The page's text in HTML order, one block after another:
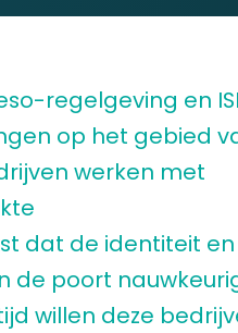
regelgeving en
op het gebied
werken met
dat de identiteit en
de poort
willen deze